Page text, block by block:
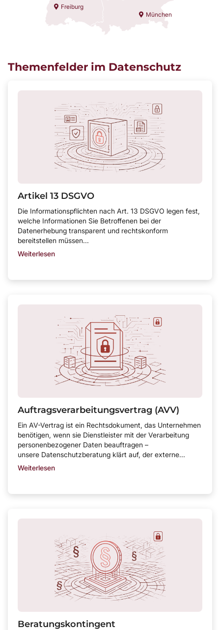
München
Freiburg
Themenfelder im Datenschutz
Artikel 13 DSGVO
Die Informationspflichten nach Art. 13 DSGVO legen fest,
welche Informationen Sie Betroffenen bei der
Datenerhebung transparent und rechtskonform
bereitstellen müssen...
Weiterlesen
Auftragsverarbeitung­svertrag (AVV)
Ein AV-Vertrag ist ein Rechtsdokument, das Unternehmen
benötigen, wenn sie Dienstleister mit der Verarbeitung
personenbezogener Daten beauftragen –
unsere Datenschutzberatung klärt auf, der externe...
Weiterlesen
Beratungskontingent